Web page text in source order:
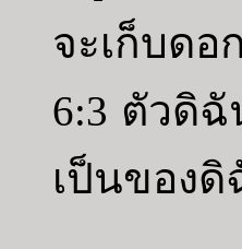
จะเก็บดอ
6:3 ตัวดิ
เป็นของดิ